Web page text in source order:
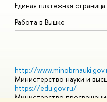
Единая платежная страница
Работа в Вышке
http://
Министерство науки и
https://edu.gov.ru/
Министерство